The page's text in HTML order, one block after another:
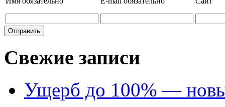
Свежие записи
Ущерб до 100% —